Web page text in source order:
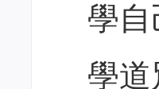
學
學